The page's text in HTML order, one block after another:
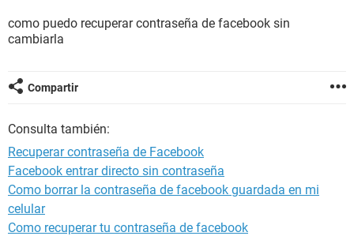
como puedo recuperar contraseña de facebook sin
cambiarla
Compartir
Consulta también:
Recuperar contraseña de Facebook
Facebook entrar directo sin contraseña
Como borrar la contraseña de facebook guardada en mi
celular
Como recuperar tu contraseña de facebook